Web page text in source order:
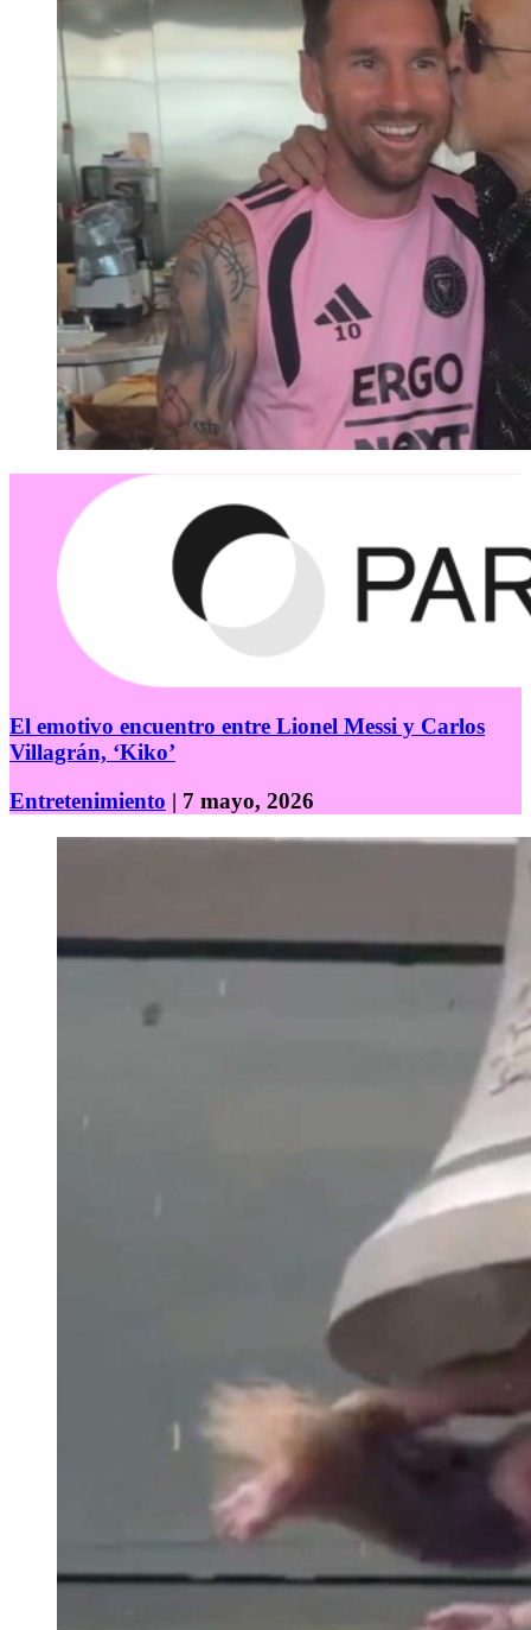
El emotivo encuentro entre Lionel Messi y Carlos
Villagrán, ‘Kiko’
Entretenimiento | 7 mayo, 2026